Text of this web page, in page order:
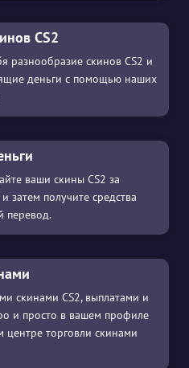
CS2
разнообразие скинов CS2 и
деньги с помощью наших
ваши скины CS2 за
затем получите средства
перевод.
скинами CS2, выплатами и
и просто в вашем профиле
центре торговли скинами